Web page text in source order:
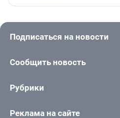
Подписаться на новости
Сообщить новость
Рубрики
Реклама на сайте